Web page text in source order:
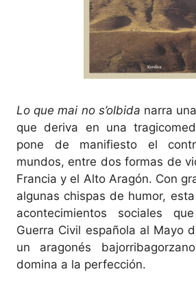
Lo que mai no s’olbida narra
que deriva en una
pone de manifiesto el
mundos, entre dos formas de
Francia y el Alto Aragón. Con
algunas chispas de humor,
acontecimientos sociales
Guerra Civil española al Mayo
un aragonés
domina a la perfección.